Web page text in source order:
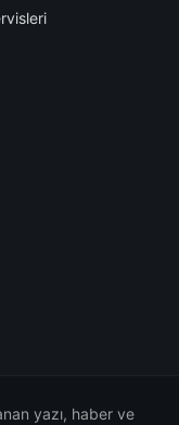
yazı, haber ve